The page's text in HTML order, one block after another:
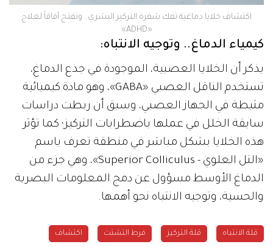
اكتشاف خلايا دماغية تفك شفرة التركيز البشري.. وتفتح آفاقاً لعلاج
«ADHD»
كيمياء الدماغ.. وتوجيه الانتباه:
يذكر أن الخلايا العصبية، الموجودة في جذع الدماغ،
تستخدم الناقل العصبي «GABA»، وهو مادة كيميائية
مثبطة في الجهاز العصبي، وسبق أن ربطت دراسات
سابقة الخلل في عملها باضطرابات التركيز؛ كما تؤثر
هذه الخلايا بشكل مباشر في منطقة تعرف باسم
«التل العلوي - Superior Colliculus»، وهي جزء من
الدماغ الأوسط مسؤول عن دمج المعلومات البصرية
والحسية، وتوجيه الانتباه نحو أهمها.
قلة الانتباه قلة التركيز فرط التشتت اكتشاف